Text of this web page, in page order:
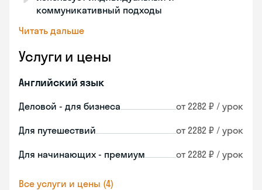
коммуникативный подходы
Читать дальше
Услуги и цены
Английский язык
Деловой - для бизнеса от 2282 ₽ / урок
Для путешествий от 2282 ₽ / урок
Для начинающих - премиум от 2282 ₽ / урок
Все услуги и цены (4)